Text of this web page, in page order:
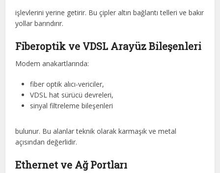
işlevlerini yerine getirir. Bu çipler altın bağlantı telleri ve bakır
yollar barındırır.
Fiberoptik ve VDSL Arayüz Bileşenleri
Modem anakartlarında:
fiber optik alıcı-vericiler,
VDSL hat sürücü devreleri,
sinyal filtreleme bileşenleri
bulunur. Bu alanlar teknik olarak karmaşık ve metal
açısından değerlidir.
Ethernet ve Ağ Portları